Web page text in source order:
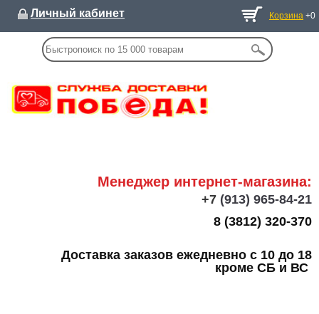
Личный кабинет Корзина +0
Менеджер интернет-магазина:
+7 (913) 965-84-21
8 (3812) 320-370
Доставка заказов ежедневно с 10 до 18
кроме СБ и ВС